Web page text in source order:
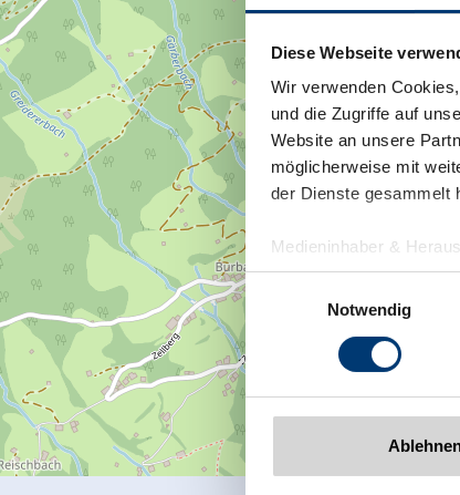
Diese Webseite
Wir verwenden
und die Zugriffe auf
Website an unsere
möglicherweise mit
der Dienste gesammelt
Medieninhaber &
Zeller Bergbahnen
Rohr 23// A-6280 Zell
www.zillertalarena.com
Einwilligungsauswahl
Notwendig